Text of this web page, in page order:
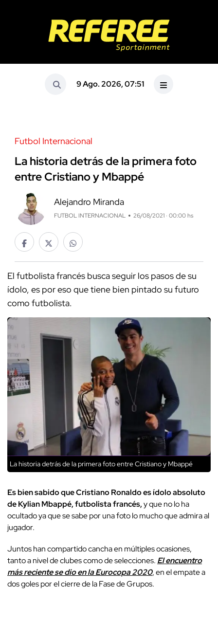
9 Ago. 2026, 07:51
Futbol Internacional
La historia detrás de la primera foto
entre Cristiano y Mbappé
Alejandro Miranda
FUTBOL INTERNACIONAL 26/08/2021 · 00:00 hs
El futbolista francés busca seguir los pasos de su
ídolo, es por eso que tiene bien pintado su futuro
como futbolista.
La historia detrás de la primera foto entre Cristiano y Mbappé
Es bien sabido que Cristiano Ronaldo es ídolo absoluto
de Kylian Mbappé, futbolista francés,y que no lo ha
ocultado ya que se sabe por una foto lo mucho que admira al
jugador.
Juntos han compartido cancha en múltiples ocasiones,
tanto a nivel de clubes como de selecciones. El encuentro
más reciente se dio en la Eurocopa 2020, en el empate a
dos goles por el cierre de la Fase de Grupos.